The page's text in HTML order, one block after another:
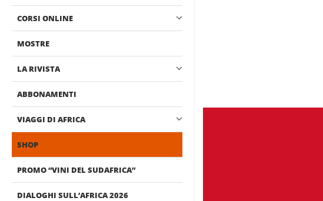
CORSI ONLINE
MOSTRE
LA RIVISTA
ABBONAMENTI
VIAGGI DI AFRICA
SHOP
PROMO “VINI DEL SUDAFRICA”
DIALOGHI SULL’AFRICA 2026